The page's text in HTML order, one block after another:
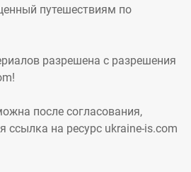
путешествиям по
разрешена с разрешения
после согласования,
ссылка на ресурс ukraine-is.com